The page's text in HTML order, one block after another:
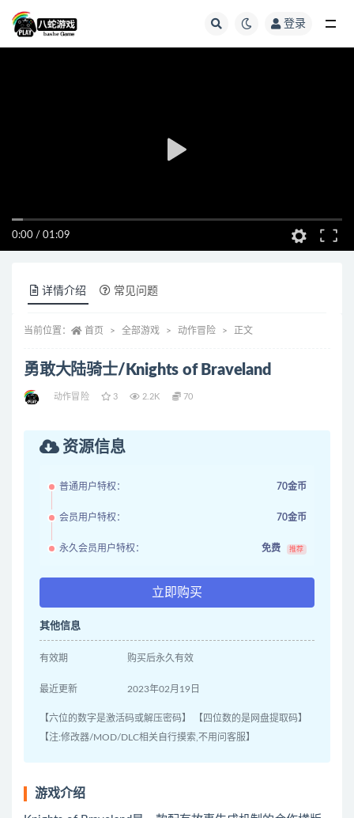
登录
0:00 / 01:09
详情介绍 常见问题
当前位置： 首页 全部游戏 动作冒险 正文
勇敢大陆骑士/Knights of Braveland
动作冒险 3 2.2K 70
资源信息
普通用户特权： 70金币
会员用户特权： 70金币
永久会员用户特权： 免费 推荐
立即购买
其他信息
有效期 购买后永久有效
最近更新 2023年02月19日
【六位的数字是激活码或解压密码】 【四位数的是网盘提取码】
【注:修改器/MOD/DLC相关自行摸索,不用问客服】
游戏介绍